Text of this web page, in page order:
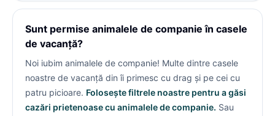
Sunt permise animalele de companie în casele
de vacanță?
Noi iubim animalele de companie! Multe dintre casele
noastre de vacanță dinîi primesc cu drag și pe cei cu
patru picioare. Folosește filtrele noastre pentru a găsi
cazări prietenoase cu animalele de companie. Sau